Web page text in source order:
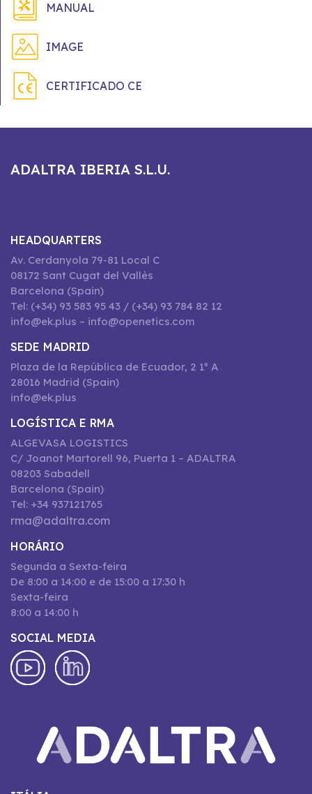
MANUAL
IMAGE
CERTIFICADO CE
ADALTRA IBERIA S.L.U.
HEADQUARTERS
Av. Cerdanyola 79-81 Local C
08172 Sant Cugat del Vallès
Barcelona (Spain)
Tel: (+34) 93 583 95 43 / (+34) 93 784 82 12
info@ek.plus – info@openetics.com
SEDE MADRID
Plaza de la República de Ecuador, 2 1º A
28016 Madrid (Spain)
info@ek.plus
LOGÍSTICA E RMA
ALGEVASA LOGISTICS
C/ Joanot Martorell 96, Puerta 1 – ADALTRA
08203 Sabadell
Barcelona (Spain)
Tel: +34 937121765
rma@adaltra.com
HORÁRIO
Segunda a Sexta-feira
De 8:00 a 14:00 e de 15:00 a 17:30 h
Sexta-feira
8:00 a 14:00 h
SOCIAL MEDIA